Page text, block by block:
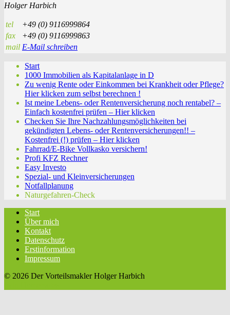
Holger Harbich
tel
+49 (0) 9116999864
fax
+49 (0) 9116999863
mail E-Mail schreiben
Start
1000 Immobilien als Kapitalanlage in D
Zu wenig Rente oder Einkommen bei Krankheit oder Pflege?
Hier klicken zum selbst berechnen !
Ist meine Lebens- oder Rentenversicherung noch rentabel? –
Einfach kostenfrei prüfen – Hier klicken
Checken Sie Ihre Nachzahlungsmöglichkeiten bei
gekündigten Lebens- oder Rentenversicherungen!! –
Kostenfrei (!) prüfen – Hier klicken
Fahrrad/E-Bike Vollkasko versichern!
Profi KFZ Rechner
Easy Investo
Spezial- und Kleinversicherungen
Notfallplanung
Naturgefahren-Check
Start
Über mich
Kontakt
Datenschutz
Erstinformation
Impressum
© 2026 Der Vorteilsmakler Holger Harbich